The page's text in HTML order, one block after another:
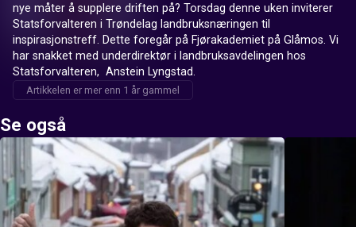
nye måter å supplere driften på? Torsdag denne uken inviterer
Statsforvalteren i Trøndelag landbruksnæringen til
inspirasjonstreff. Dette foregår på Fjørakademiet på Glåmos. Vi
har snakket med underdirektør i landbruksavdelingen hos
Statsforvalteren,  Anstein Lyngstad.
Artikkelen er mer enn 1 år gammel
Se også